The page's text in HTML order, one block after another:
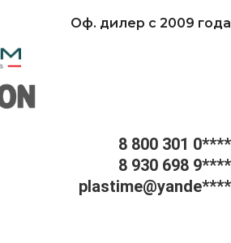
Оф. дилер с 2009 года
8 800 301 0****
8 930 698 9****
plastime@yande****